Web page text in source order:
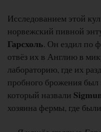
Исследованием этой
норвежский пивной
Гарсхоль. Он ездил по
отвёз их в Англию в
лабораторию, где их
пробного брожения
который назвали
хозяина фермы, где